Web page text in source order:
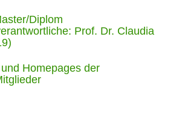
Diplom
Prof. Dr. Claudia
Homepages der